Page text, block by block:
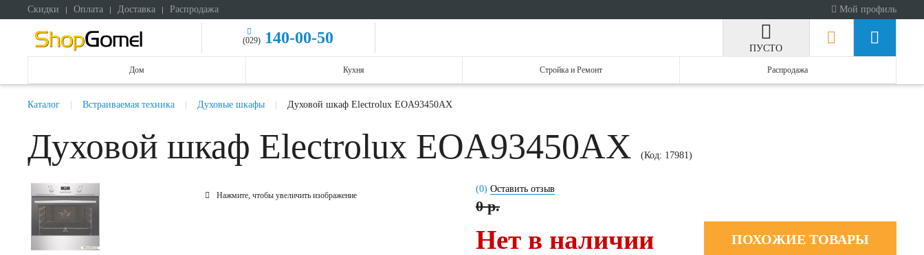
Скидки Оплата Доставка Распродажа Мой профиль
(029) 140-00-50
ПУСТО
Дом Кухня Стройка и Ремонт Распродажа
Каталог Встраиваемая техника Духовые шкафы Духовой шкаф Electrolux EOA93450AX
Духовой шкаф Electrolux EOA93450AX (Код: 17981)
Нажмите, чтобы увеличить изображение
(0) Оставить отзыв
0 р.
Нет в наличии ПОХОЖИЕ ТОВАРЫ